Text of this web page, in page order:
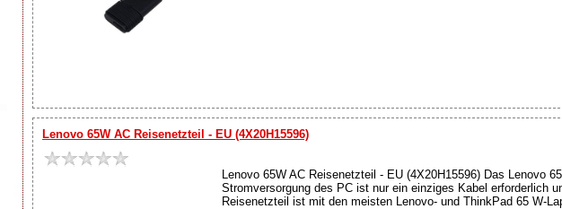
Lenovo 65W AC Reisenetzteil - EU (4X20H15596)
Lenovo 65W AC Reisenetzteil - EU (4X20H15596) Das Lenovo
Stromversorgung des PC ist nur ein einziges Kabel erforderlich
Reisenetzteil ist mit den meisten Lenovo- und ThinkPad 65 W-